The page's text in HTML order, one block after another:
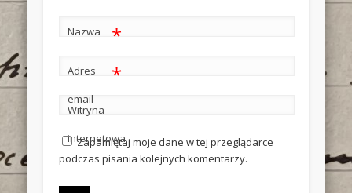
Nazwa *
Adres
email
*
Witryna
internetowa
Zapamiętaj moje dane w tej przeglądarce
podczas pisania kolejnych komentarzy.